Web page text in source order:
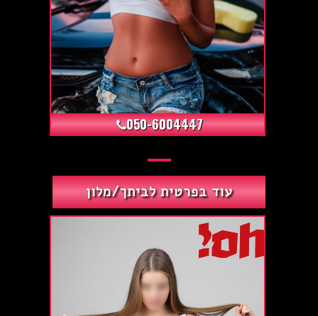
+12
050-6004447
עוד בפרטית לביתך/מלון